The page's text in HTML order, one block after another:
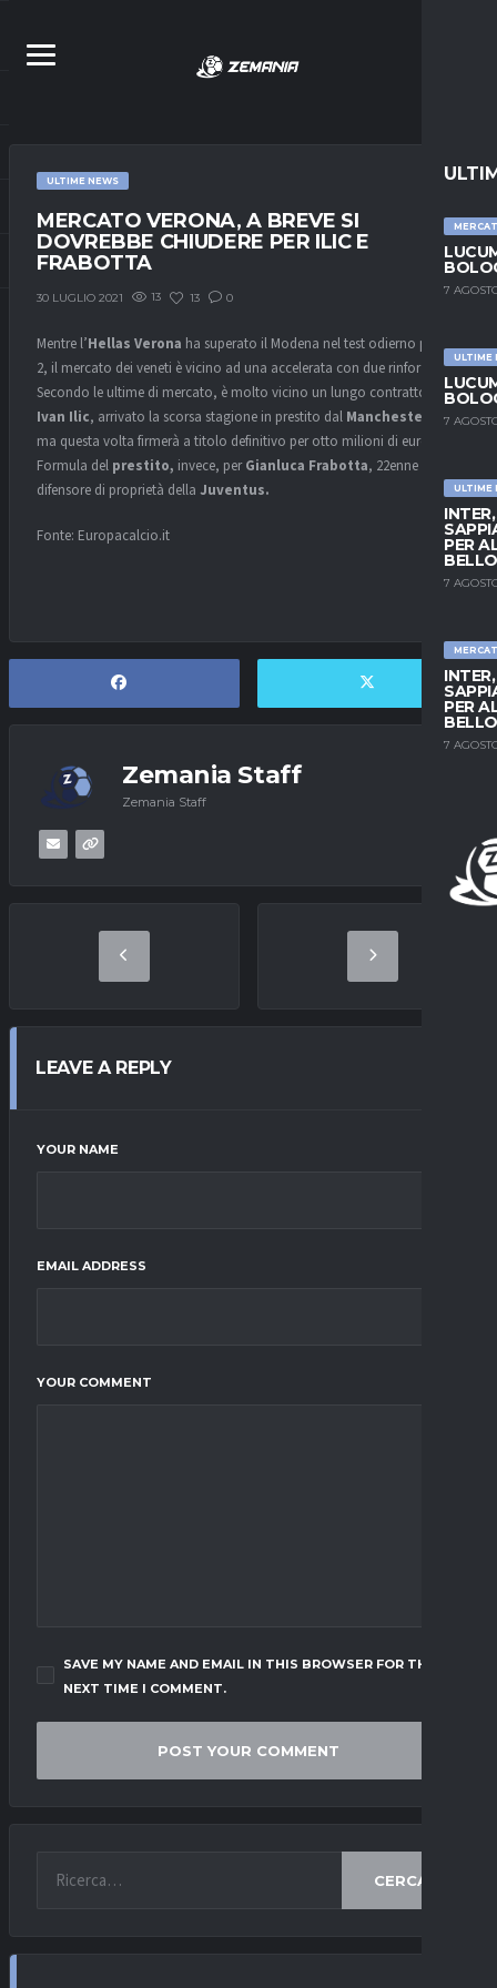
7
ULTIME
7
ULTIME
PER
7
PER
7
ULTIME NEWS
MERCATO VERONA, A BREVE SI
DOVREBBE CHIUDERE PER ILIC E
FRABOTTA
30 LUGLIO 2021 13 13 0
Mentre l’Hellas Verona ha superato il Modena nel test odierno per 3-
2, il mercato dei veneti è vicino ad una accelerata con due rinforzi.
Secondo le ultime di mercato, è molto vicino un lungo contratto per
Ivan Ilic, arrivato la scorsa stagione in prestito dal Manchester City
ma questa volta firmerà a titolo definitivo per otto milioni di euro.
Formula del prestito, invece, perGianluca Frabotta, 22enne
difensore di proprietà della Juventus.
Fonte: Europacalcio.it
Zemania Staff
Zemania Staff
LEAVE A REPLY
YOUR NAME
EMAIL ADDRESS
YOUR COMMENT
SAVE MY NAME AND EMAIL IN THIS BROWSER FOR THE
NEXT TIME I COMMENT.
CERCA